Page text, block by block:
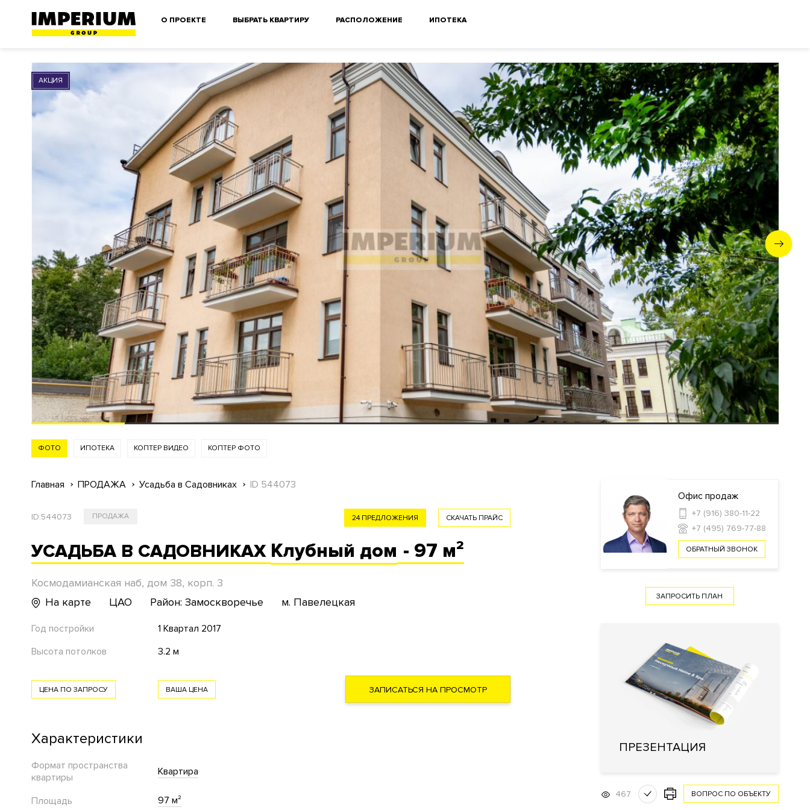
О ПРОЕКТЕ ВЫБРАТЬ КВАРТИРУ РАСПОЛОЖЕНИЕ ИПОТЕКА
АКЦИЯ
ФОТО ИПОТЕКА КОПТЕР ВИДЕО КОПТЕР ФОТО
Главная ПРОДАЖА Усадьба в Садовниках ID 544073
ID:544073 ПРОДАЖА СКАЧАТЬ ПРАЙС
24 ПРЕДЛОЖЕНИЯ
УСАДЬБА В САДОВНИКАХ Клубный дом - 97 м²
Космодамианская наб, дом 38, корп. 3
На карте
ЦАО Район: Замоскворечье м. Павелецкая
Год постройки
1 Квартал 2017
Высота потолков
3.2 м
ЦЕНА ПО ЗАПРОСУ ВАША ЦЕНА ЗАПИСАТЬСЯ НА ПРОСМОТР
Характеристики
Формат пространства
квартиры
Квартира
Площадь 97 м²
Офис продаж
+7 (916) 380-11-22
+7 (495) 769-77-88
ОБРАТНЫЙ ЗВОНОК
ЗАПРОСИТЬ ПЛАН
ПРЕЗЕНТАЦИЯ
467 ВОПРОС ПО ОБЪЕКТУ